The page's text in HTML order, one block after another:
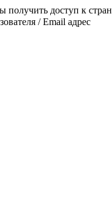
получить доступ к
/ Email адрес